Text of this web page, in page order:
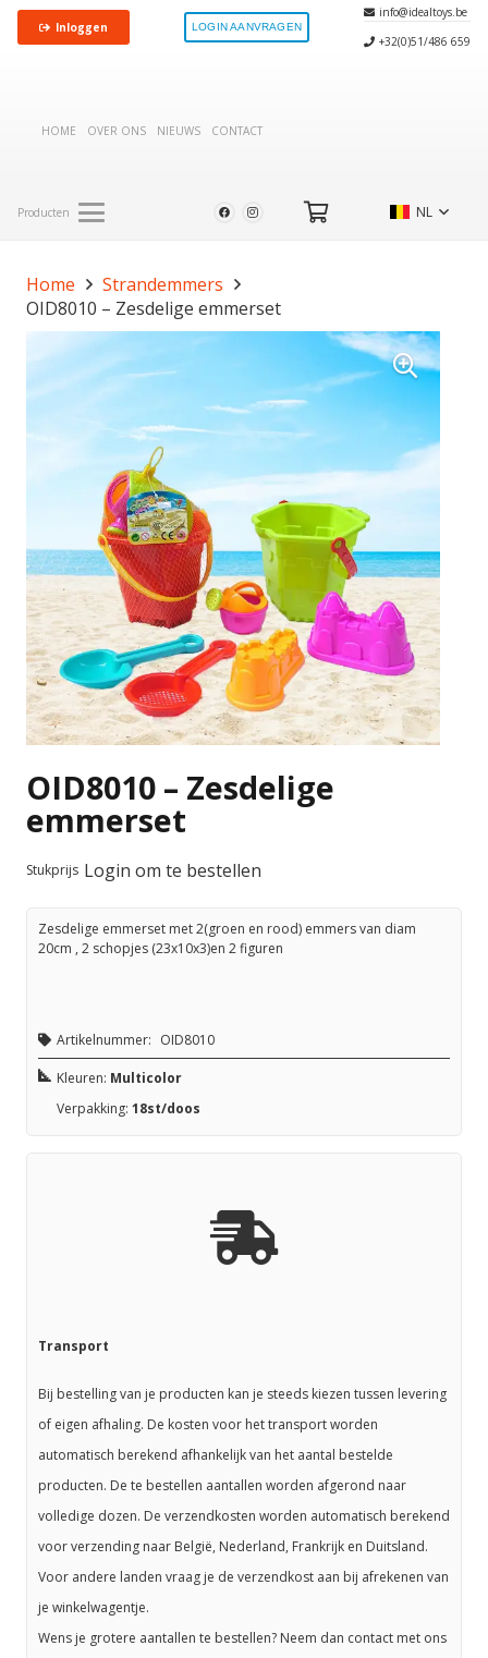
Inloggen LOGIN AANVRAGEN
info@idealtoys.be
+32(0)51/486 659
HOME OVER ONS NIEUWS CONTACT
Producten NL
Home
Strandemmers
OID8010 – Zesdelige emmerset
OID8010 – Zesdelige
emmerset
Stukprijs Login om te bestellen
Zesdelige emmerset met 2(groen en rood) emmers van diam
20cm , 2 schopjes (23x10x3)en 2 figuren
Artikelnummer: OID8010
Kleuren: Multicolor
Verpakking: 18st/doos
Transport
Bij bestelling van je producten kan je steeds kiezen tussen levering
of eigen afhaling. De kosten voor het transport worden
automatisch berekend afhankelijk van het aantal bestelde
producten. De te bestellen aantallen worden afgerond naar
volledige dozen. De verzendkosten worden automatisch berekend
voor verzending naar België, Nederland, Frankrijk en Duitsland.
Voor andere landen vraag je de verzendkost aan bij afrekenen van
je winkelwagentje.
Wens je grotere aantallen te bestellen? Neem dan contact met ons